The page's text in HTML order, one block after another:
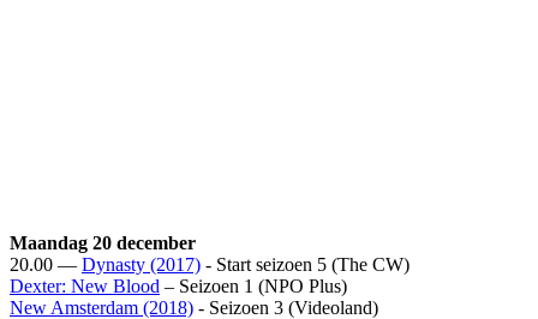
Maandag 20 december
20.00 — Dynasty (2017) - Start seizoen 5 (The CW)
Dexter: New Blood – Seizoen 1 (NPO Plus)
New Amsterdam (2018) - Seizoen 3 (Videoland)